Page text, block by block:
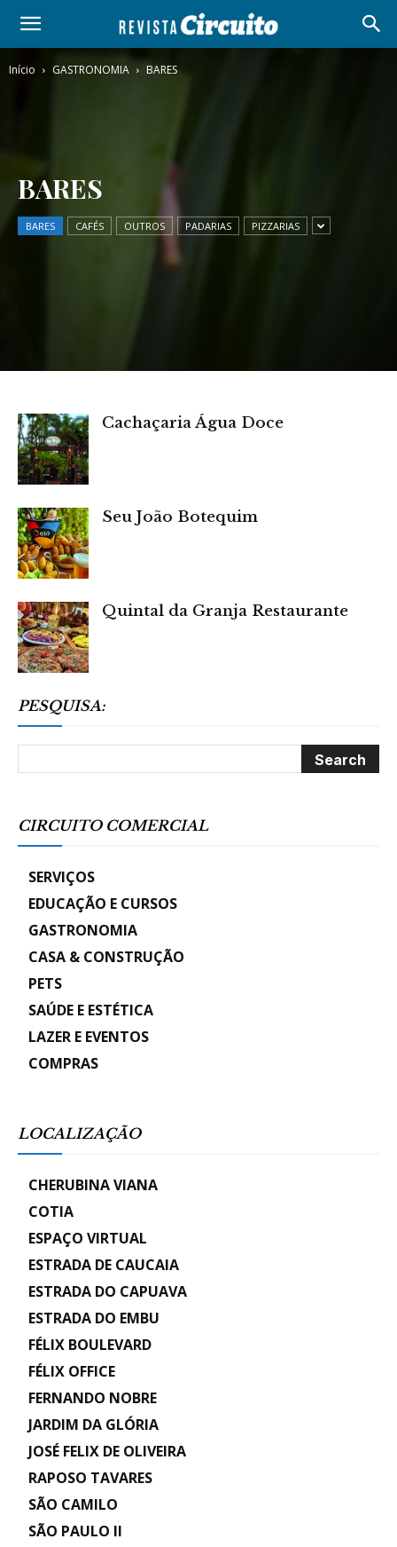
Início GASTRONOMIA BARES
BARES
BARES CAFÉS OUTROS PADARIAS PIZZARIAS
Cachaçaria Água Doce
Seu João Botequim
Quintal da Granja Restaurante
PESQUISA:
CIRCUITO COMERCIAL
SERVIÇOS
EDUCAÇÃO E CURSOS
GASTRONOMIA
CASA & CONSTRUÇÃO
PETS
SAÚDE E ESTÉTICA
LAZER E EVENTOS
COMPRAS
LOCALIZAÇÃO
CHERUBINA VIANA
COTIA
ESPAÇO VIRTUAL
ESTRADA DE CAUCAIA
ESTRADA DO CAPUAVA
ESTRADA DO EMBU
FÉLIX BOULEVARD
FÉLIX OFFICE
FERNANDO NOBRE
JARDIM DA GLÓRIA
JOSÉ FELIX DE OLIVEIRA
RAPOSO TAVARES
SÃO CAMILO
SÃO PAULO II